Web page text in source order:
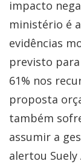
impacto
ministério é
evidências
previsto
61% nos
proposta
também
assumir a
alertou